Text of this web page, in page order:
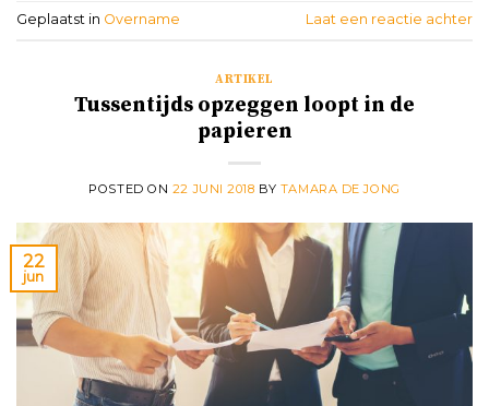
Geplaatst in Overname Laat een reactie achter
ARTIKEL
Tussentijds opzeggen loopt in de
papieren
POSTED ON 22 JUNI 2018 BY TAMARA DE JONG
22
jun